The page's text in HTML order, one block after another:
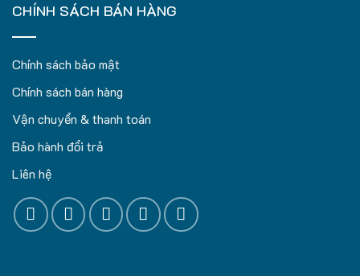
CHÍNH SÁCH BÁN HÀNG
Chính sách bảo mật
Chính sách bán hàng
Vận chuyển & thanh toán
Bảo hành đổi trả
Liên hệ